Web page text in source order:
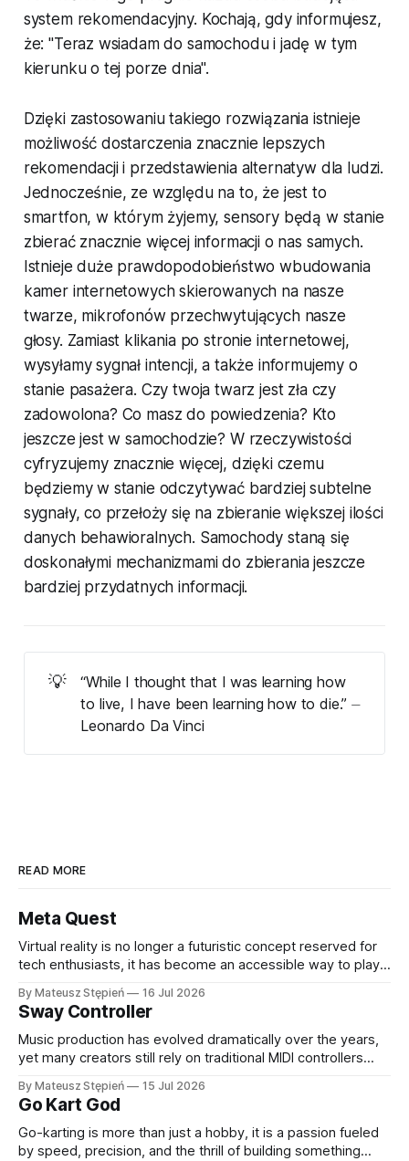
system rekomendacyjny. Kochają, gdy informujesz,
że: "Teraz wsiadam do samochodu i jadę w tym
kierunku o tej porze dnia".
Dzięki zastosowaniu takiego rozwiązania istnieje
możliwość dostarczenia znacznie lepszych
rekomendacji i przedstawienia alternatyw dla ludzi.
Jednocześnie, ze względu na to, że jest to
smartfon, w którym żyjemy, sensory będą w stanie
zbierać znacznie więcej informacji o nas samych.
Istnieje duże prawdopodobieństwo wbudowania
kamer internetowych skierowanych na nasze
twarze, mikrofonów przechwytujących nasze
głosy. Zamiast klikania po stronie internetowej,
wysyłamy sygnał intencji, a także informujemy o
stanie pasażera. Czy twoja twarz jest zła czy
zadowolona? Co masz do powiedzenia? Kto
jeszcze jest w samochodzie? W rzeczywistości
cyfryzujemy znacznie więcej, dzięki czemu
będziemy w stanie odczytywać bardziej subtelne
sygnały, co przełoży się na zbieranie większej ilości
danych behawioralnych. Samochody staną się
doskonałymi mechanizmami do zbierania jeszcze
bardziej przydatnych informacji.
💡
“While I thought that I was learning how
to live, I have been learning how to die.” ⏤
Leonardo Da Vinci
READ MORE
Meta Quest
Virtual reality is no longer a futuristic concept reserved for
tech enthusiasts, it has become an accessible way to play,
advancements in hardware and software, VR headsets now
deliver immersive experiences that were once
unimaginable. At the forefront of this evolution
By Mateusz Stępień 16 Jul 2026
Sway Controller
Music production has evolved dramatically over the years,
yet many creators still rely on traditional MIDI controllers
essential, they do not always capture the fluidity and
expression of a live performance. The Sway Controller from
Audima Labs offers a fresh approach
By Mateusz Stępień 15 Jul 2026
Go Kart God
Go-karting is more than just a hobby, it is a passion fueled
by speed, precision, and the thrill of building something